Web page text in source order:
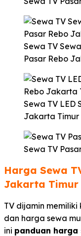
Sewa TV
Pasar Rebo
Sewa TV LED
Jakarta Timur
Sewa TV
Harga Sewa
Jakarta Timur
TV dijamin
dan harga sewa
ini panduan harga